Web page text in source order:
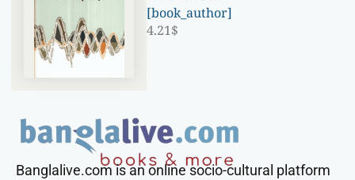
[book_author]
4.21$
Banglalive.com is an online socio-cultural platform